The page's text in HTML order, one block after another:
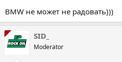
BMW не может не радовать)))
SID_
Moderator